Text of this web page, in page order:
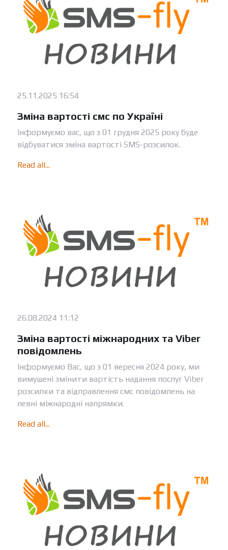
25.11.2025 16:54
Зміна вартості смс по Україні
Інформуємо вас, що з 01 грудня 2025 року буде
відбуватися зміна вартості SMS-розсилок.
Read all...
26.08.2024 11:12
Зміна вартості міжнародних та Viber
повідомлень
Інформуємо Вас, що з 01 вересня 2024 року, ми
вимушені змінити вартість надання послуг Viber
розсилки та відправлення смс повідомлень на
певні міжнародні напрямки.
Read all...